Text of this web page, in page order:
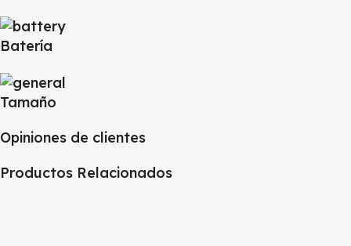
Batería
Tamaño
Opiniones de clientes
Productos Relacionados